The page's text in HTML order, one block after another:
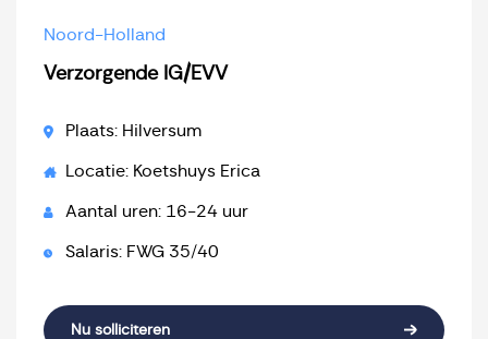
Noord-Holland
Verzorgende IG/EVV
Plaats: Hilversum
Locatie: Koetshuys Erica
Aantal uren: 16-24 uur
Salaris: FWG 35/40
Nu solliciteren